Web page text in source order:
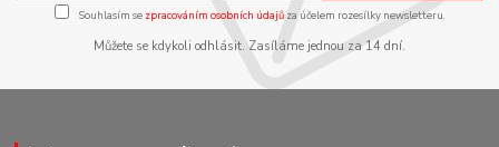
Souhlasím se zpracováním osobních údajůza účelem rozesílky newsletteru.
Můžete se kdykoli odhlásit. Zasíláme jednou za 14 dní.